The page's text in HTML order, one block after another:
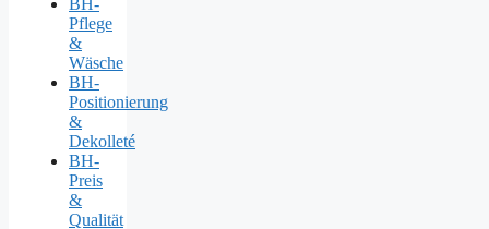
Pflege
&
Wäsche
BH-
Positionierung
&
Dekolleté
BH-
Preis
&
Qualität